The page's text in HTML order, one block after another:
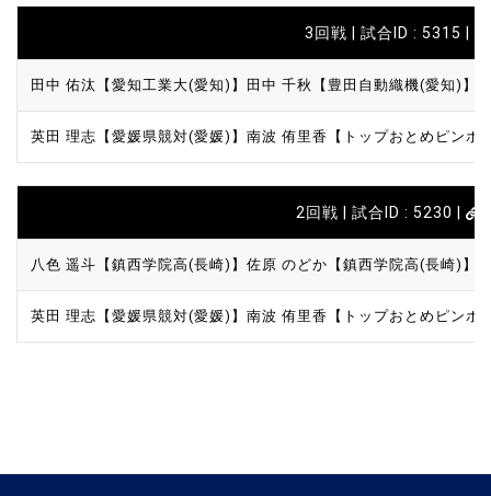
3回戦 | 試合ID : 5315 |
田中 佑汰【愛知工業大(愛知)】 田中 千秋【豊田自動織機(愛知)】
英田 理志【愛媛県競対(愛媛)】 南波 侑里香【トップおとめピンポ
2回戦 | 試合ID : 5230 |
八色 遥斗【鎮西学院高(長崎)】 佐原 のどか【鎮西学院高(長崎)】
英田 理志【愛媛県競対(愛媛)】 南波 侑里香【トップおとめピンポ